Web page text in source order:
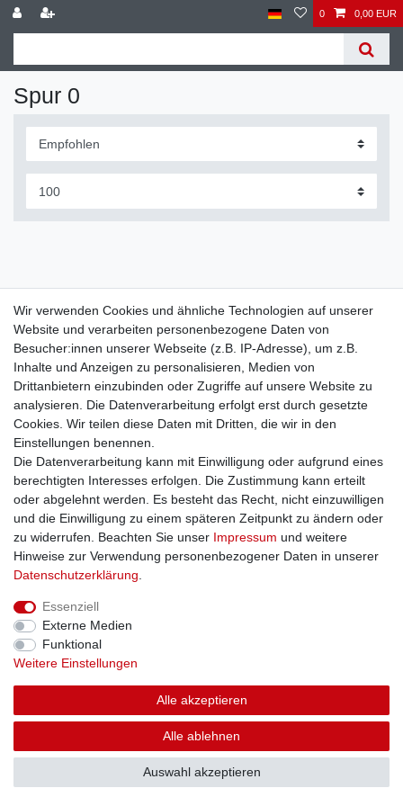
0 0,00 EUR
Spur 0
Widerrufs­recht Widerrufs­formular Impressum
Daten­schutz­erklärung AGB
Wir verwenden Cookies und ähnliche Technologien auf unserer
Website und verarbeiten personenbezogene Daten von
Besucher:innen unserer Webseite (z.B. IP-Adresse), um z.B.
Inhalte und Anzeigen zu personalisieren, Medien von
Drittanbietern einzubinden oder Zugriffe auf unsere Website zu
analysieren. Die Datenverarbeitung erfolgt erst durch gesetzte
Cookies. Wir teilen diese Daten mit Dritten, die wir in den
Einstellungen benennen.
Die Datenverarbeitung kann mit Einwilligung oder aufgrund eines
berechtigten Interesses erfolgen. Die Zustimmung kann erteilt
oder abgelehnt werden. Es besteht das Recht, nicht einzuwilligen
und die Einwilligung zu einem späteren Zeitpunkt zu ändern oder
zu widerrufen. Beachten Sie unser Impressum und weitere
Hinweise zur Verwendung personenbezogener Daten in unserer
Daten­schutz­erklärung
Essenziell
Externe Medien
Funktional
Weitere Einstellungen
Alle akzeptieren
Alle ablehnen
Auswahl akzeptieren